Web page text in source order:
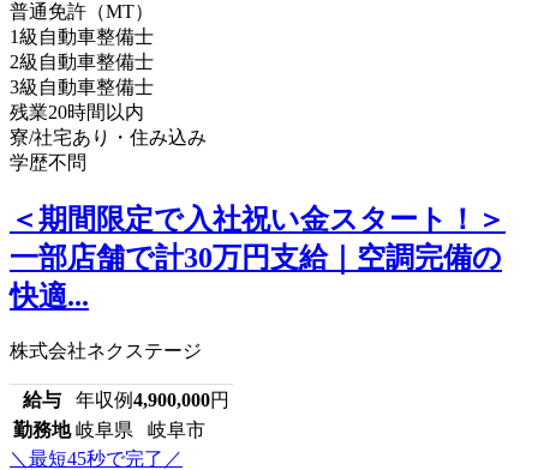
普通免許（MT）
1級自動車整備士
2級自動車整備士
3級自動車整備士
残業20時間以内
寮/社宅あり・住み込み
学歴不問
＜期間限定で入社祝い金スタート！＞
一部店舗で計30万円支給｜空調完備の
快適...
株式会社ネクステージ
給与 年収例4,900,000円
勤務地 岐阜県 岐阜市
＼最短45秒で完了／